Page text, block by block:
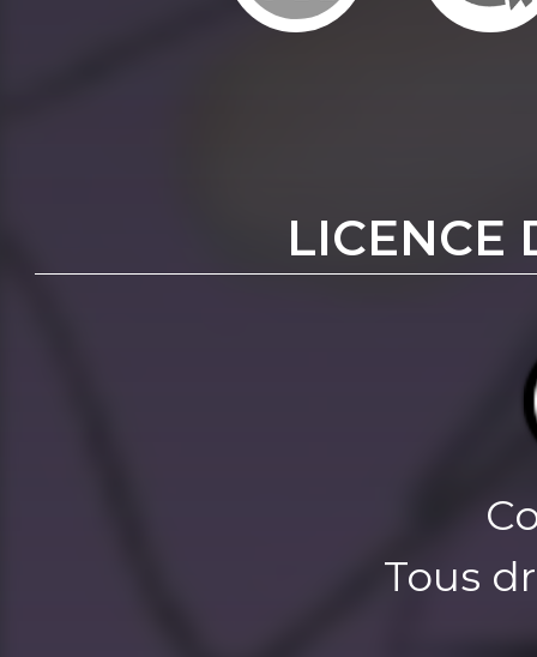
LICENCE
Tous